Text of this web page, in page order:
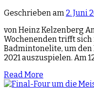
Geschrieben am 2. Juni
von Heinz Kelzenberg
Wochenenden trifft sich
Badmintonelite, um
2021 auszuspielen. Am
Read More